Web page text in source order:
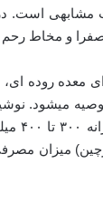
مشابهی است.
و مخاط رحم
روده
میشود.
مواد
و ۵۵ درصد اپی